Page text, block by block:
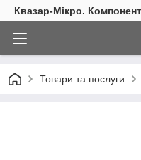
Квазар-Мікро.
Товари та послуги